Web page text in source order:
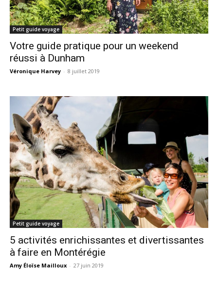
Petit guide voyage
Votre guide pratique pour un weekend
réussi à Dunham
Véronique Harvey - 8 juillet 2019
Petit guide voyage
5 activités enrichissantes et divertissantes
à faire en Montérégie
Amy Éloïse Mailloux - 27 juin 2019